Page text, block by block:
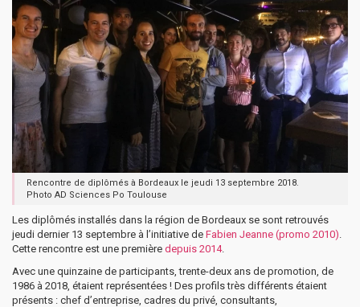
Rencontre de diplômés à Bordeaux le jeudi 13 septembre 2018.
Photo AD Sciences Po Toulouse
Les diplômés installés dans la région de Bordeaux se sont retrouvés
jeudi dernier 13 septembre à l’initiative de Fabien Jeanne (promo 2010)
Cette rencontre est une première depuis 2014.
Avec une quinzaine de participants, trente-deux ans de promotion, de
1986 à 2018, étaient représentées ! Des profils très différents étaient
présents : chef d’entreprise, cadres du privé, consultants,